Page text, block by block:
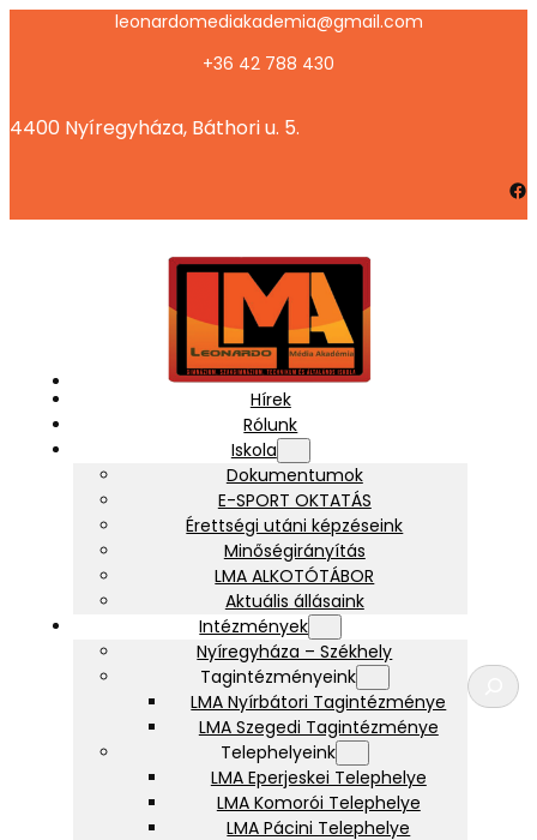
leonardomediakademia@gmail.com
+36 42 788 430
4400 Nyíregyháza, Báthori u. 5.
Facebook
Hírek
Rólunk
Iskola
Dokumentumok
E-SPORT OKTATÁS
Érettségi utáni képzéseink
Minőségirányítás
LMA ALKOTÓTÁBOR
Aktuális állásaink
Intézmények
Nyíregyháza – Székhely
Tagintézményeink
LMA Nyírbátori Tagintézménye
LMA Szegedi Tagintézménye
Telephelyeink
LMA Eperjeskei Telephelye
LMA Komorói Telephelye
LMA Pácini Telephelye
K
e